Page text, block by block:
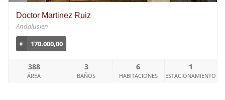
Doctor Martinez Ruiz
Andalusien
€
170.000,00
388
ÁREA
3
BAÑOS
6
HABITACIONES
1
ESTACIONAMIENTO